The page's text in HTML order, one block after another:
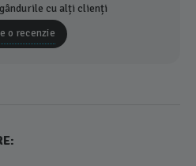
cu alți clienți
o recenzie